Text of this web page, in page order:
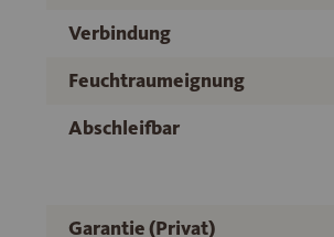
Verbindung
Feuchtraumeignung
Abschleifbar
Garantie (Privat)